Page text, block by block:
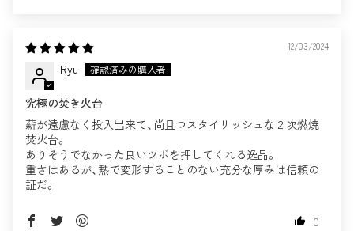
12/03/2024
Ryu
究極の焚き火台
薪が遠慮なく投入出来て、尚且つスタイリッシュな２次燃焼
焚火台。
ありそうでなかった良いツボを押してくれる逸品。
重さはあるが、熱で変形することのない充分な厚みは信頼の
証だ。
0